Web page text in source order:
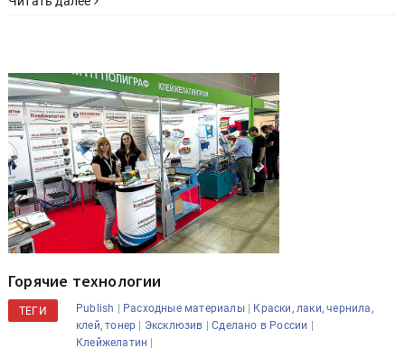
Горячие технологии
ТЕГИ Publish | Расходные материалы| Краски, лаки, чернила,
клей, тонер | Эксклюзив |Сделано в России |
Клейжелатин |